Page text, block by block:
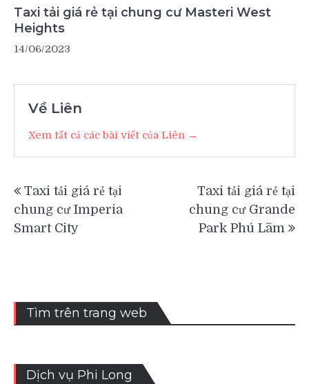
Taxi tải giá rẻ tại chung cư Masteri West
Heights
14/06/2023
Về Liên
Xem tất cả các bài viết của Liên →
hướng
bài
Taxi tải giá rẻ tại
chung cư Imperia
Smart City
Taxi tải giá rẻ tại
chung cư Grande
Park Phú Lãm
Tìm trên trang web
Dịch vụ Phi Long